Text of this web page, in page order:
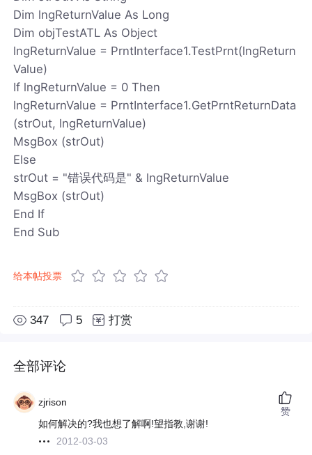
Dim lngReturnValue As Long
Dim objTestATL As Object
lngReturnValue = PrntInterface1.TestPrnt(lngReturn
Value)
If lngReturnValue = 0 Then
lngReturnValue = PrntInterface1.GetPrntReturnData
(strOut, lngReturnValue)
MsgBox (strOut)
Else
strOut = "错误代码是" & lngReturnValue
MsgBox (strOut)
End If
End Sub
给本帖投票
347 5 打赏
全部评论
zjrison
如何解决的?我也想了解啊!望指教,谢谢!
2012-03-03
赞